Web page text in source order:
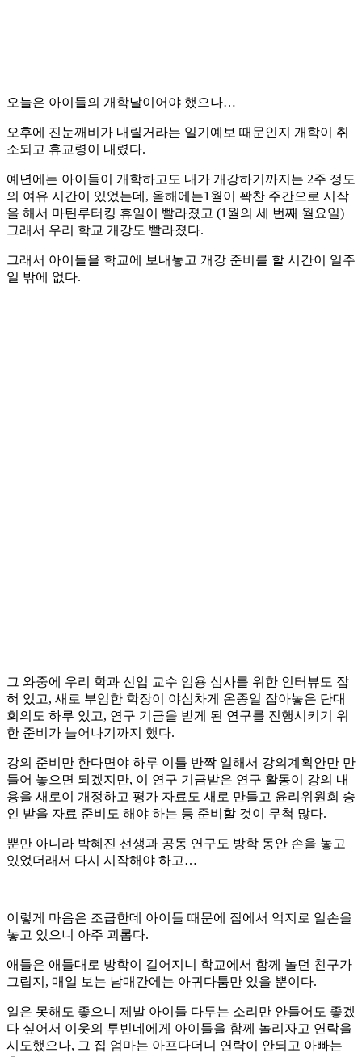
오늘은 아이들의 개학날이어야 했으나…
오후에 진눈깨비가 내릴거라는 일기예보 때문인지 개학이 취
소되고 휴교령이 내렸다.
예년에는 아이들이 개학하고도 내가 개강하기까지는 2주 정도
의 여유 시간이 있었는데, 올해에는1월이 꽉찬 주간으로 시작
을 해서 마틴루터킹 휴일이 빨라졌고 (1월의 세 번째 월요일)
그래서 우리 학교 개강도 빨라졌다.
그래서 아이들을 학교에 보내놓고 개강 준비를 할 시간이 일주
일 밖에 없다.
그 와중에 우리 학과 신입 교수 임용 심사를 위한 인터뷰도 잡
혀 있고, 새로 부임한 학장이 야심차게 온종일 잡아놓은 단대
회의도 하루 있고, 연구 기금을 받게 된 연구를 진행시키기 위
한 준비가 늘어나기까지 했다.
강의 준비만 한다면야 하루 이틀 반짝 일해서 강의계획안만 만
들어 놓으면 되겠지만, 이 연구 기금받은 연구 활동이 강의 내
용을 새로이 개정하고 평가 자료도 새로 만들고 윤리위원회 승
인 받을 자료 준비도 해야 하는 등 준비할 것이 무척 많다.
뿐만 아니라 박혜진 선생과 공동 연구도 방학 동안 손을 놓고
있었더래서 다시 시작해야 하고…
이렇게 마음은 조급한데 아이들 때문에 집에서 억지로 일손을
놓고 있으니 아주 괴롭다.
애들은 애들대로 방학이 길어지니 학교에서 함께 놀던 친구가
그립지, 매일 보는 남매간에는 아귀다툼만 있을 뿐이다.
일은 못해도 좋으니 제발 아이들 다투는 소리만 안들어도 좋겠
다 싶어서 이웃의 투빈네에게 아이들을 함께 놀리자고 연락을
시도했으나, 그 집 엄마는 아프다더니 연락이 안되고 아빠는